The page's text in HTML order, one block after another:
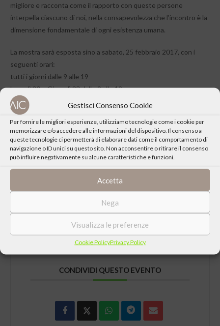
Gestisci Consenso Cookie
Per fornire le migliori esperienze, utilizziamo tecnologie come i cookie per
memorizzare e/o accedere alle informazioni del dispositivo. Il consenso a
queste tecnologie ci permetterà di elaborare dati come il comportamento di
navigazione o ID unici su questo sito. Non acconsentire o ritirare il consenso
può influire negativamente su alcune caratteristiche e funzioni.
Accetta
Nega
Visualizza le preferenze
Cookie PolicyPrivacy Policy
migliore e racconta come il rapporto con queste persone
interpella ciascuno di noi, nella consapevolezza che l’incontro è la
dimensione fondamentale di ogni esistenza umana.
La mostra sarà esposta sino a sabato, 25 febbraio 2017, con i
seguenti orari:
tutti i giorni dalle 9 alle 19
Lunedì 20 e Giovedì 23 dalle 9 alle 19
Sabato 25 la chiusura sarà intorno alle 13
Visite guidate gratuite
9.30 – 12 | 14.30 – 18 (ogni 30 minuti)
Orari diverso e gruppi riservati / scolaresche:
solo su prenotazione
migrantivarese@gmail.com
CONDIVIDI QUESTO EVENTO